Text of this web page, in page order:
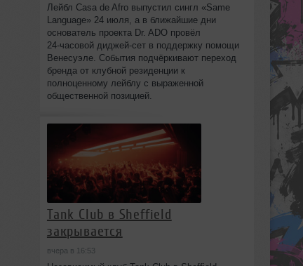
Лейбл Casa de Afro выпустил сингл «Same
Language» 24 июля, а в ближайшие дни
основатель проекта Dr. ADO провёл
24‑часовой диджей‑сет в поддержку помощи
Венесуэле. События подчёркивают переход
бренда от клубной резиденции к
полноценному лейблу с выраженной
общественной позицией.
Tank Club в Sheffield
закрывается
вчера в 16:53